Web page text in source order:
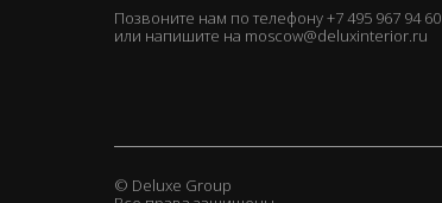
Larsen
Lorca
Позвоните нам по телефону+7 495 967 94 60
или напишите на moscow@deluxinterior.ru
© Deluxe Group